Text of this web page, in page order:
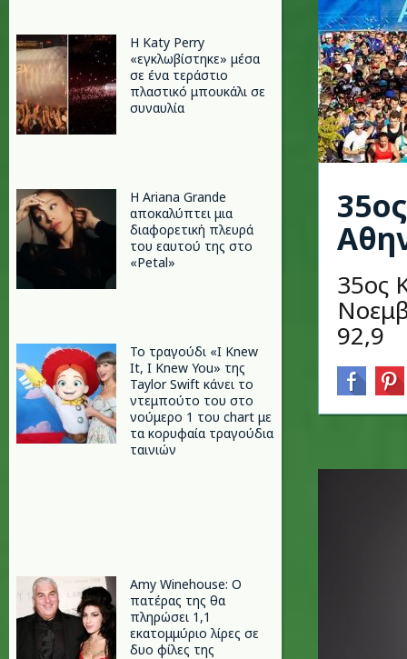
H Katy Perry
«εγκλωβίστηκε» μέσα
σε ένα τεράστιο
πλαστικό μπουκάλι σε
συναυλία
Η Ariana Grande
αποκαλύπτει μια
διαφορετική πλευρά
του εαυτού της στο
«Petal»
Το τραγούδι «I Knew
It, I Knew You» της
Taylor Swift κάνει το
ντεμπούτο του στο
νούμερο 1 του chart με
τα κορυφαία τραγούδια
ταινιών
Amy Winehouse: Ο
πατέρας της θα
πληρώσει 1,1
εκατομμύριο λίρες σε
δυο φίλες της
35ος
92,9